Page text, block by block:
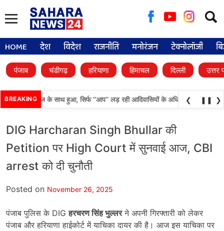
for:
HOME देश विदेश राजनीति मनोरंजन टेक्नोलॉजी
पंजाब चंडीगढ़ हरियाणा हिमाचल दिल्ली उत्तर
BREAKINGसमाज के साथ हुआ, सिर्फ ‘‘आप’’ लड़ रही आदिवासियों के अधिकारों की लड़ाई-
❮ ❚❚ ❯
DIG Harcharan Singh Bhullar की
Petition पर High Court में सुनवाई आज, CBI
arrest को दी चुनौती
Posted on November 26, 2025
पंजाब पुलिस के DIGहरचरण सिंह भुल्लरने अपनी गिरफ्तारी को लेकर
पंजाब और हरियाणा हाईकोर्ट में याचिका दायर की है। आज इस याचिका पर